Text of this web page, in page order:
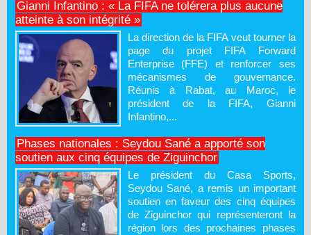
Gianni Infantino : « La FIFA ne tolérera plus aucune
atteinte à son intégrité »
La direction de la FIFA veut tourner la
page du projet FIFA Forward
Enterprise (FFE) et renforcer ses
mécanismes de gouvernance.
Réunis à Rabat, au Maroc, le
président de la FIFA, Gianni
Infantino,...
Phases nationales : Seydou Sané a apporté son
soutien aux cinq équipes de Ziguinchor
Le président du Casa Sports,
Seydou Sané, a remis un important
soutien en faveur des cinq équipes
de Ziguinchor qui représenteront la
région lors des prochaines phases